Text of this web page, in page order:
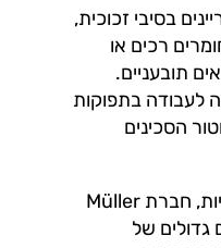
בסיבי זכוכית,
רכים או
תובעניים.
בתפוקות
הסכינים
נוסף על המגרסות הקומפקטיות, חברת Müller
של